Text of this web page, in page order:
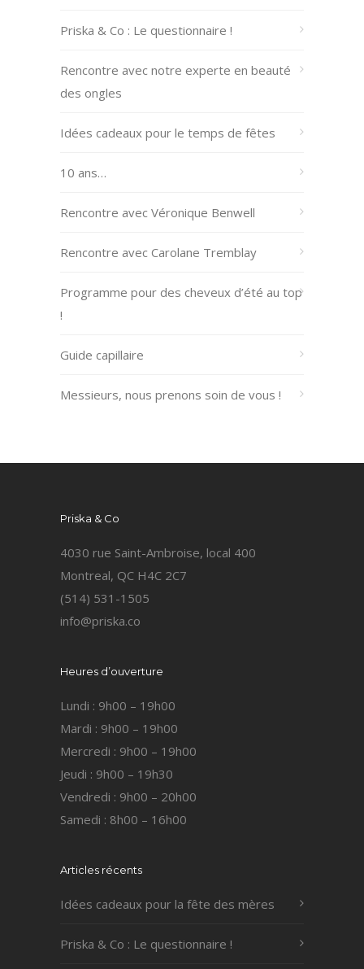
Priska & Co : Le questionnaire !
Rencontre avec notre experte en beauté
des ongles
Idées cadeaux pour le temps de fêtes
10 ans…
Rencontre avec Véronique Benwell
Rencontre avec Carolane Tremblay
Programme pour des cheveux d’été au top
!
Guide capillaire
Messieurs, nous prenons soin de vous !
Priska & Co
4030 rue Saint-Ambroise, local 400
Montreal, QC H4C 2C7
(514) 531-1505
info@priska.co
Heures d’ouverture
Lundi : 9h00 – 19h00
Mardi : 9h00 – 19h00
Mercredi : 9h00 – 19h00
Jeudi : 9h00 – 19h30
Vendredi : 9h00 – 20h00
Samedi : 8h00 – 16h00
Articles récents
Idées cadeaux pour la fête des mères
Priska & Co : Le questionnaire !